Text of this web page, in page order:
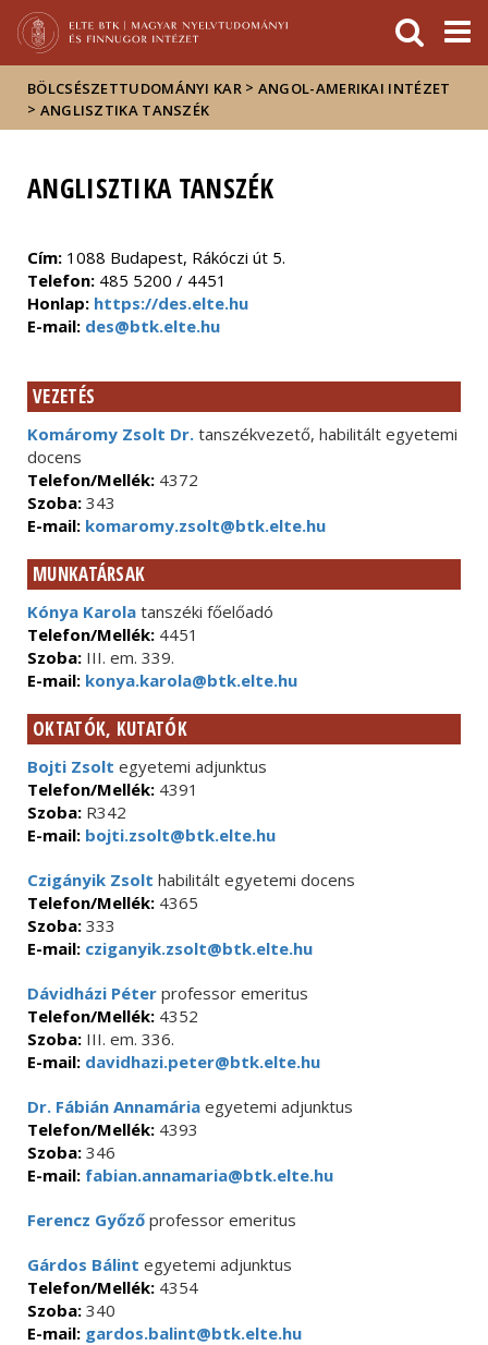
Hírek
Események
ELTE a
sajtóban
BÖLCSÉSZETTUDOMÁNYI KAR > ANGOL-AMERIKAI INTÉZET
> ANGLISZTIKA TANSZÉK
ANGLISZTIKA TANSZÉK
Cím: 1088 Budapest, Rákóczi út 5.
Telefon: 485 5200 / 4451
Honlap: https://des.elte.hu
E-mail: des@btk.elte.hu
VEZETÉS
Komáromy Zsolt Dr. tanszékvezető, habilitált egyetemi
docens
Telefon/Mellék: 4372
Szoba: 343
E-mail: komaromy.zsolt@btk.elte.hu
MUNKATÁRSAK
Kónya Karola tanszéki főelőadó
Telefon/Mellék: 4451
Szoba: III. em. 339.
E-mail: konya.karola@btk.elte.hu
OKTATÓK, KUTATÓK
Bojti Zsolt egyetemi adjunktus
Telefon/Mellék: 4391
Szoba: R342
E-mail: bojti.zsolt@btk.elte.hu
Czigányik Zsolt habilitált egyetemi docens
Telefon/Mellék: 4365
Szoba: 333
E-mail: cziganyik.zsolt@btk.elte.hu
Dávidházi Péter professor emeritus
Telefon/Mellék: 4352
Szoba: III. em. 336.
E-mail: davidhazi.peter@btk.elte.hu
Dr. Fábián Annamária egyetemi adjunktus
Telefon/Mellék: 4393
Szoba: 346
E-mail: fabian.annamaria@btk.elte.hu
Ferencz Győző professor emeritus
Gárdos Bálint egyetemi adjunktus
Telefon/Mellék: 4354
Szoba: 340
E-mail: gardos.balint@btk.elte.hu